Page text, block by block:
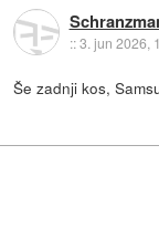
::3. jun 2026,
Še zadnji kos,